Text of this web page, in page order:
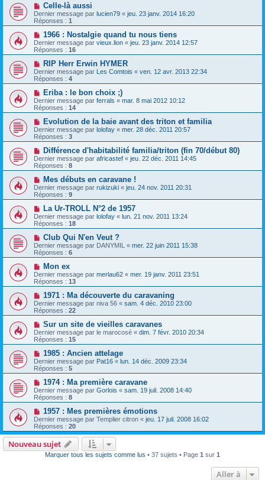
Celle-là aussi
Dernier message par lucien79 « jeu. 23 janv. 2014 16:20
Réponses : 1
1966 : Nostalgie quand tu nous tiens
Dernier message par vieux.lion « jeu. 23 janv. 2014 12:57
Réponses : 16
RIP Herr Erwin HYMER
Dernier message par Les Comtois « ven. 12 avr. 2013 22:34
Réponses : 4
Eriba : le bon choix ;)
Dernier message par ferrals « mar. 8 mai 2012 10:12
Réponses : 14
Evolution de la baie avant des triton et familia
Dernier message par lolofay « mer. 28 déc. 2011 20:57
Réponses : 3
Différence d'habitabilité familia/triton (fin 70/début 80)
Dernier message par africastef « jeu. 22 déc. 2011 14:45
Réponses : 8
Mes débuts en caravane !
Dernier message par rukizuki « jeu. 24 nov. 2011 20:31
Réponses : 9
La Ur-TROLL N°2 de 1957
Dernier message par lolofay « lun. 21 nov. 2011 13:24
Réponses : 18
Club Qui N'en Veut ?
Dernier message par DANYMIL « mer. 22 juin 2011 15:38
Réponses : 6
Mon ex
Dernier message par merlau62 « mer. 19 janv. 2011 23:51
Réponses : 13
1971 : Ma découverte du caravaning
Dernier message par niva 56 « sam. 4 déc. 2010 23:00
Réponses : 22
Sur un site de vieilles caravanes
Dernier message par le marocosé « dim. 7 févr. 2010 20:34
Réponses : 15
1985 : Ancien attelage
Dernier message par Pat16 « lun. 14 déc. 2009 23:34
Réponses : 5
1974 : Ma première caravane
Dernier message par Gorlois « sam. 19 juil. 2008 14:40
Réponses : 8
1957 : Mes premières émotions
Dernier message par Templier citron « jeu. 17 juil. 2008 16:02
Réponses : 20
Nouveau sujet
Marquer tous les sujets comme lus • 37 sujets • Page 1 sur 1
Aller à